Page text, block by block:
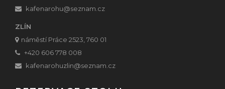
kafenarohu@seznam.cz
ZLÍN
náměstí Práce 2523, 760 01
+420 606 778 008
kafenarohuzlin@seznam.cz